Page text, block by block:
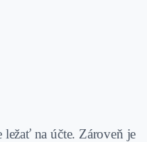
na účte. Zároveň je